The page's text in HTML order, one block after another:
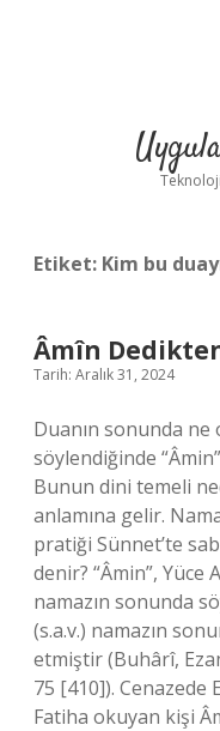
Etiket: Kim bu
Âmîn
Tarih: Aralık 31, 2024
Duanın sonunda ne
söylendiğinde
Bunun dini temeli
anlamına gelir.
pratiği Sünnet’te
denir? “Âmin”, Yüce
namazın sonunda
(s.a.v.) namazın
etmiştir (Buhârî,
75 [410]). Cenazede
Fatiha okuyan kişi